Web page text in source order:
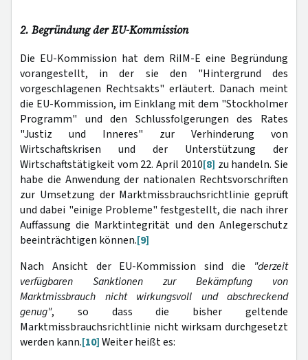
2. Begründung der EU-Kommission
Die EU-Kommission hat dem RiIM-E eine Begründung
vorangestellt, in der sie den "Hintergrund des
vorgeschlagenen Rechtsakts" erläutert. Danach meint
die EU-Kommission, im Einklang mit dem "Stockholmer
Programm" und den Schlussfolgerungen des Rates
"Justiz und Inneres" zur Verhinderung von
Wirtschaftskrisen und der Unterstützung der
Wirtschaftstätigkeit vom 22. April 2010[8] zu handeln. Sie
habe die Anwendung der nationalen Rechtsvorschriften
zur Umsetzung der Marktmissbrauchsrichtlinie geprüft
und dabei "einige Probleme" festgestellt, die nach ihrer
Auffassung die Marktintegrität und den Anlegerschutz
beeinträchtigen können.[9]
Nach Ansicht der EU-Kommission sind die "derzeit
verfügbaren Sanktionen zur Bekämpfung von
Marktmissbrauch nicht wirkungsvoll und abschreckend
genug", so dass die bisher geltende
Marktmissbrauchsrichtlinie nicht wirksam durchgesetzt
werden kann.[10]Weiter heißt es: